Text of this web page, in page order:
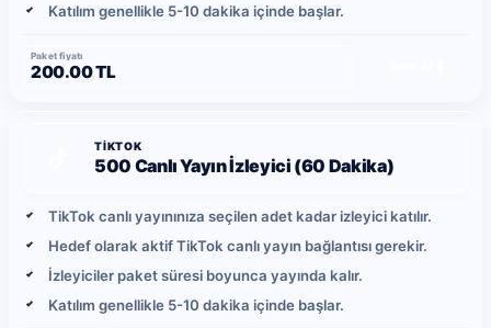
Katılım genellikle 5-10 dakika içinde başlar.
Paket fiyatı
200.00 TL
TIKTOK
500 Canlı Yayın İzleyici (60 Dakika)
TikTok canlı yayınınıza seçilen adet kadar izleyici katılır.
Hedef olarak aktif TikTok canlı yayın bağlantısı gerekir.
İzleyiciler paket süresi boyunca yayında kalır.
Katılım genellikle 5-10 dakika içinde başlar.